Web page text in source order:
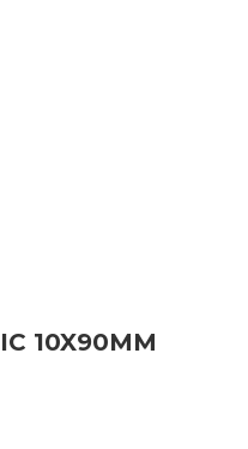
10X90MM